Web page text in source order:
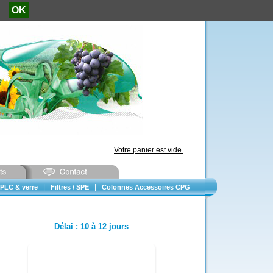
Votre panier est vide.
& verre Filtres / SPE Colonnes Accessoires CPG
Délai : 10 à 12 jours
OK